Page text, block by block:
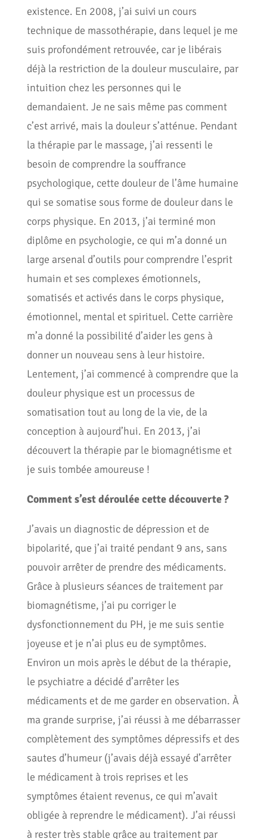
existence. En 2008, j’ai suivi un cours
technique de massothérapie, dans lequel je me
suis profondément retrouvée, car je libérais
déjà la restriction de la douleur musculaire, par
intuition chez les personnes qui le
demandaient. Je ne sais même pas comment
c’est arrivé, mais la douleur s’atténue. Pendant
la thérapie par le massage, j’ai ressenti le
besoin de comprendre la souffrance
psychologique, cette douleur de l’âme humaine
qui se somatise sous forme de douleur dans le
corps physique. En 2013, j’ai terminé mon
diplôme en psychologie, ce qui m’a donné un
large arsenal d’outils pour comprendre l’esprit
humain et ses complexes émotionnels,
somatisés et activés dans le corps physique,
émotionnel, mental et spirituel. Cette carrière
m’a donné la possibilité d’aider les gens à
donner un nouveau sens à leur histoire.
Lentement, j’ai commencé à comprendre que la
douleur physique est un processus de
somatisation tout au long de la vie, de la
conception à aujourd’hui. En 2013, j’ai
découvert la thérapie par le biomagnétisme et
je suis tombée amoureuse !
Comment s’est déroulée cette découverte ?
J’avais un diagnostic de dépression et de
bipolarité, que j’ai traité pendant 9 ans, sans
pouvoir arrêter de prendre des médicaments.
Grâce à plusieurs séances de traitement par
biomagnétisme, j’ai pu corriger le
dysfonctionnement du PH, je me suis sentie
joyeuse et je n’ai plus eu de symptômes.
Environ un mois après le début de la thérapie,
le psychiatre a décidé d’arrêter les
médicaments et de me garder en observation. À
ma grande surprise, j’ai réussi à me débarrasser
complètement des symptômes dépressifs et des
sautes d’humeur (j’avais déjà essayé d’arrêter
le médicament à trois reprises et les
symptômes étaient revenus, ce qui m’avait
obligée à reprendre le médicament). J’ai réussi
à rester très stable grâce au traitement par